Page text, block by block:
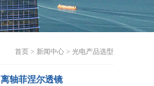
首页 > 新闻中心 > 光电产品选型
轴菲涅尔透镜